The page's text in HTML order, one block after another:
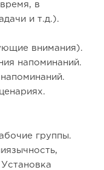
в
и т.д.).
внимания).
напоминаний.
группы.